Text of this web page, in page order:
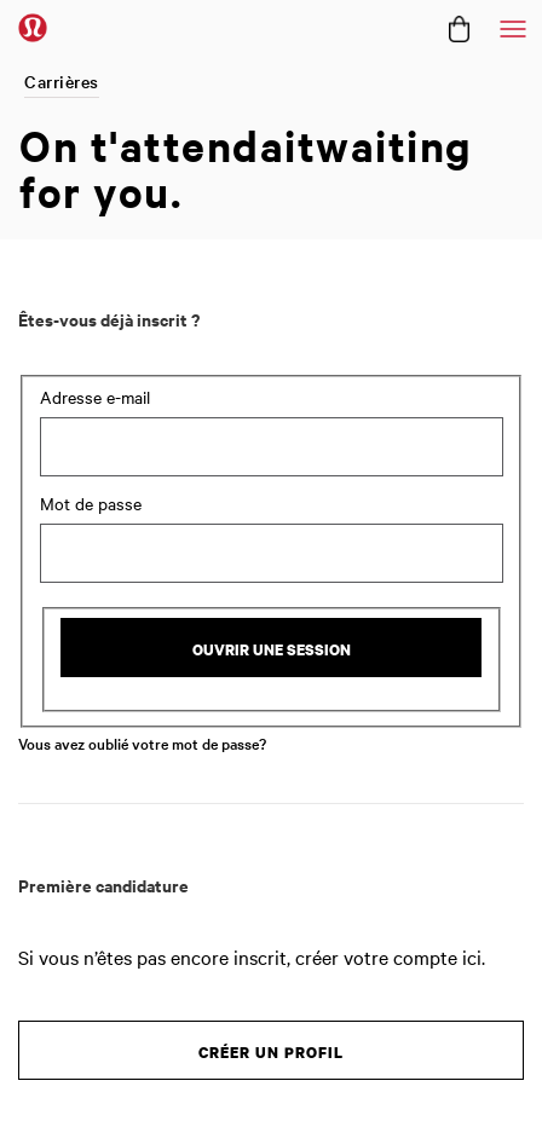
Carrières
On t'attendait ​waiting
for you.
Êtes-vous déjà inscrit ?
Connexion : utilisateur et mot de passe
Adresse e-mail
Mot de passe
OUVRIR UNE SESSION
Vous avez oublié votre mot de passe?
Première candidature
Si vous n’êtes pas encore inscrit, créer votre compte ici.
CRÉER UN PROFIL